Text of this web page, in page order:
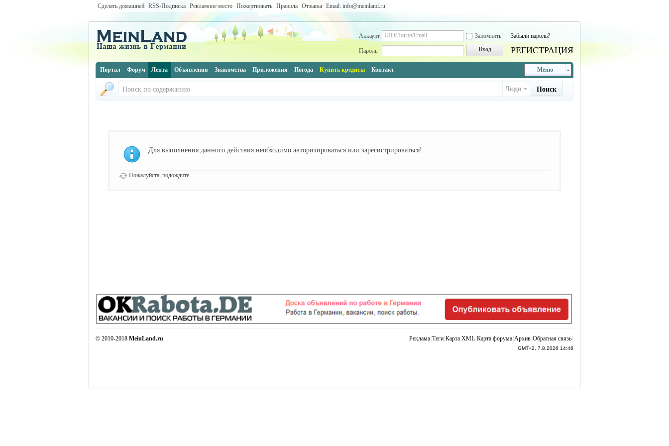
Сделать домашней RSS-Подписка Рекламное место Пожертвовать Правила Отзывы Email: info@meinland.ru
Аккаунт Запомнить Забыли пароль?
Пароль Вход РЕГИСТРАЦИЯ
Меню
Портал Форум Лента Объявления Знакомства Приложения Погода Купить кредиты Контакт
Люди Поиск
Для выполнения данного действия необходимо авторизироваться или зарегистрироваться!
Пожалуйста, подождите...
Реклама Теги Карта XML Карта форума Архив Обратная связь
GMT+2, 7.8.2026 14:46
© 2010-2018 MeinLand.ru